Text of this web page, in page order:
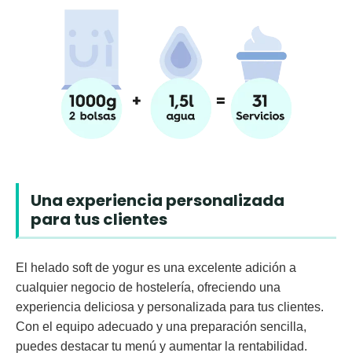
Una experiencia personalizada
para tus clientes
El helado soft de yogur es una excelente adición a
cualquier negocio de hostelería, ofreciendo una
experiencia deliciosa y personalizada para tus clientes.
Con el equipo adecuado y una preparación sencilla,
puedes destacar tu menú y aumentar la rentabilidad.